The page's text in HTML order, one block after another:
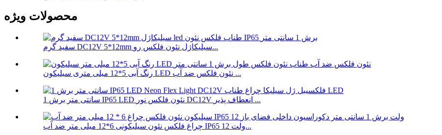
محصولات ویژه
سفید گرم DC12V 5*12mm سیلیکاژل نئون فلکس رو...
رنگ آبی 5*12 میلی متری سیلیکون LED نئون فلکس ضد آب ...
1 سانتی متر برش IP65 LED نئون فلکس نور DC12V انعطاف پذیر ...
چراغ فلکس نئون سیلیکونی 6*12 میلی متر ضد آب IP65 12 ولت...